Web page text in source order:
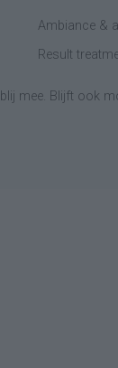
Ambiance &
Result
mee. Blijft ook